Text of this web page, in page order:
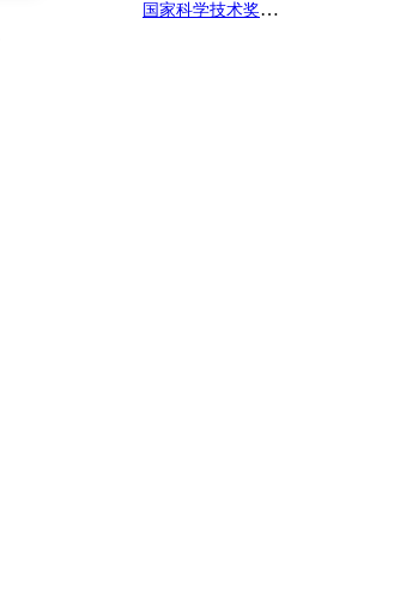
国家科学技术奖励